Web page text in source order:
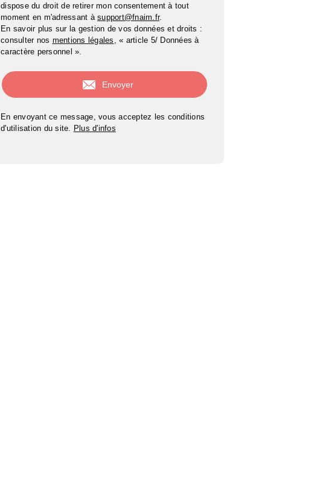
dispose du droit de retirer mon consentement à tout
moment en m'adressant à support@fnaim.fr.
En savoir plus sur la gestion de vos données et droits :
consulter nos mentions légales , « article 5/ Données à
caractère personnel ».
En envoyant ce message, vous acceptez les conditions
d'utilisation du site.
Plus d'infos